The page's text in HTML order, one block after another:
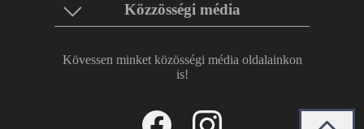
Közzösségi média
Kövessen minket közösségi média oldalainkon
is!